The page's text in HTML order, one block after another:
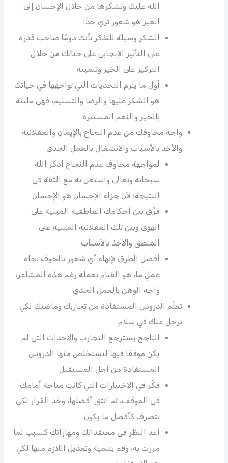
الله عليك وتشكرها من خلال الإحسان إلى
الغير هو شعور ثري جدًّا
الشكر وسيلة للتذكر بأنك دومًا صاحب قدرة
على التأثير الإيجابي على حياتك من خلال
التركيز على الخير وتنميته
أول ما يلزم التحديات التي تواجهها في حياتك
هو الشكر عليها والرضا والتسليم، فهي مليئة
بالخير والنعم المستترة
واجه مخاوفك من عدم النجاح بالإيمان والعقلانية
والأخذ بالأسباب والانشغال بالعمل الجدي
لمواجهة مخاوف عدم النجاح اذكر الله
سبحانه وتعالى واستعن به مع الثقة في
النتيجة؛ لأن جزاء الإحسان هو الإحسان
فرِّق بين أحكامك العاطفية المبنية على
الهوى وبين تلك العقلانية المبنية على
المنطق والأخذ بالأسباب
أفضل الطرق لإنهاء أي شعور بالخوف تجاه
عملٍ ما، هو القيام بعمله رغم هذه المشاعر؛
واجه الوهن بالعمل الجدي
تعلّم الدروس المستفادة من تجاربك وماضيك لكي
ترحل عنك في سلام
الناجح يسترجع التجارب والأحداث التي لم
يكن موفقًا فيها ليستخلص منها الدروس
المستفادة من أجل المستقبل
فكّر في الاختيارات التي كانت متاحة أمامك
في الموقف، ثم انتق أفضلها، وخذ القرار لكي
تتصرف كأفضل ما يكون
أعد النظر في معتقداتك ومهاراتك كسبب لما
مررت به، وقم بتنمية وتعديل اللازم منها لكي